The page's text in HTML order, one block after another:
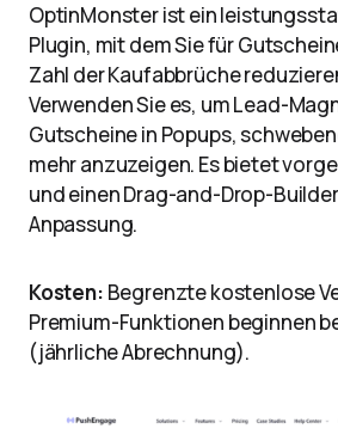
OptinMonster ist ein
Plugin, mit dem Sie für
Zahl der Kaufabbrüche
Verwenden Sie es, um Lead-
Gutscheine in Popups,
mehr anzuzeigen. Es bietet
und einen Drag-and-Drop-
Anpassung.
Kosten: Begrenzte kostenlose
Premium-Funktionen beginnen
(jährliche Abrechnung).